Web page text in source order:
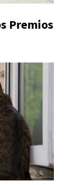
Premios